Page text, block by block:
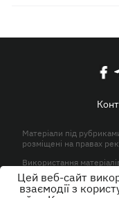
Матеріали під
розміщені на правах
Використання
активного
© ТОВ «ЮЛАВ МЕДІА»
Цей веб-сайт
взаємодії з